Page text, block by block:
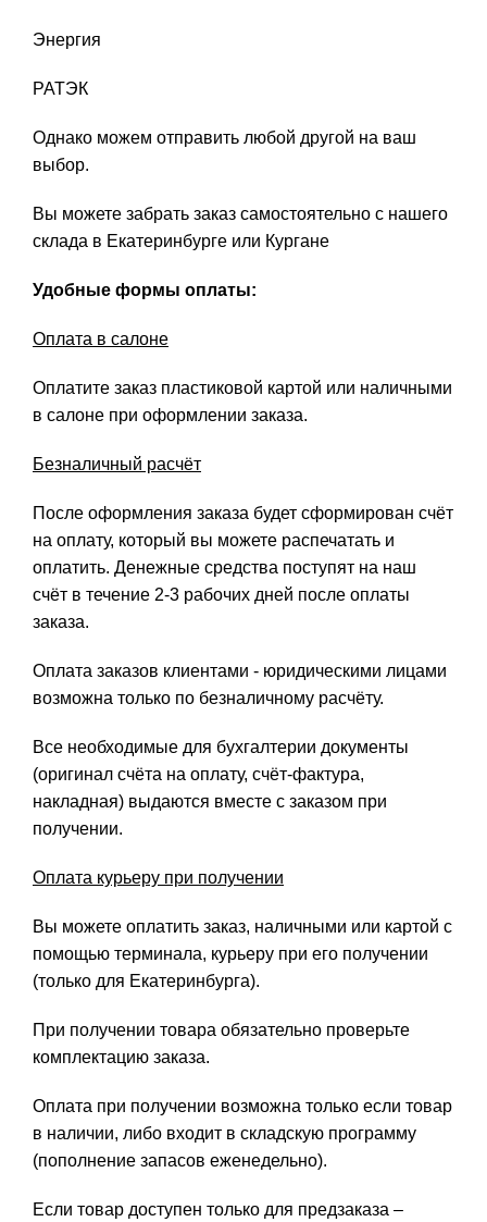
Энергия
РАТЭК
Однако можем отправить любой другой на ваш
выбор.
Вы можете забрать заказ самостоятельно с нашего
склада в Екатеринбурге или Кургане
Удобные формы оплаты:
Оплата в салоне
Оплатите заказ пластиковой картой или наличными
в салоне при оформлении заказа.
Безналичный расчёт
После оформления заказа будет сформирован счёт
на оплату, который вы можете распечатать и
оплатить. Денежные средства поступят на наш
счёт в течение 2-3 рабочих дней после оплаты
заказа.
Оплата заказов клиентами - юридическими лицами
возможна только по безналичному расчёту.
Все необходимые для бухгалтерии документы
(оригинал счёта на оплату, счёт-фактура,
накладная) выдаются вместе с заказом при
получении.
Оплата курьеру при получении
Вы можете оплатить заказ, наличными или картой с
помощью терминала, курьеру при его получении
(только для Екатеринбурга).
При получении товара обязательно проверьте
комплектацию заказа.
Оплата при получении возможна только если товар
в наличии, либо входит в складскую программу
(пополнение запасов еженедельно).
Если товар доступен только для предзаказа –